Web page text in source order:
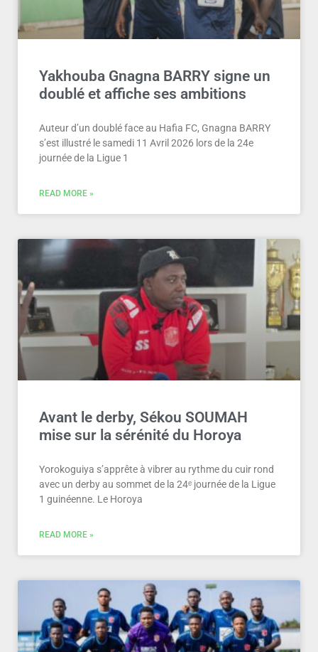
Yakhouba Gnagna BARRY signe un
doublé et affiche ses ambitions
Auteur d’un doublé face au Hafia FC, Gnagna BARRY
s’est illustré le samedi 11 Avril 2026 lors de la 24e
journée de la Ligue 1
READ MORE »
Avant le derby, Sékou SOUMAH
mise sur la sérénité du Horoya
Yorokoguiya s’apprête à vibrer au rythme du cuir rond
avec un derby au sommet de la 24ᵉ journée de la Ligue
1 guinéenne. Le Horoya
READ MORE »